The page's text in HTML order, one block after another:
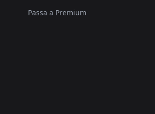
Passa a Premium